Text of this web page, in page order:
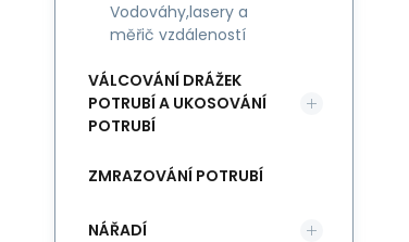
Vodováhy,lasery a
měřič vzdáleností
VÁLCOVÁNÍ DRÁŽEK
POTRUBÍ A UKOSOVÁNÍ
POTRUBÍ
ZMRAZOVÁNÍ POTRUBÍ
NÁŘADÍ